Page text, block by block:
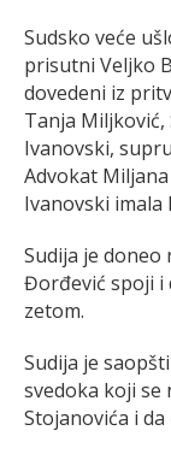
Sudsko veće
prisutni Veljko
dovedeni iz
Tanja
Ivanovski,
Advokat
Ivanovski
Sudija je doneo
Đorđević spoji i
zetom.
Sudija je
svedoka koji se
Stojanovića i